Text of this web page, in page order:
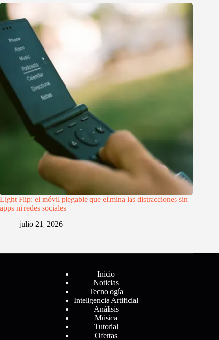
Light Flip: el móvil plegable que elimina las distracciones sin
apps ni redes sociales
julio 21, 2026
Inicio
Noticias
Tecnología
Inteligencia Artificial
Análisis
Música
Tutorial
Ofertas